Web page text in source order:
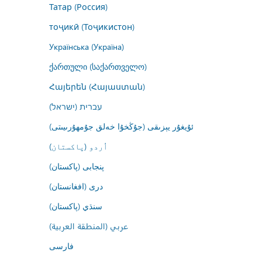
Татар (Россия)
тоҷикӣ (Тоҷикистон)
Українська (Україна)
ქართული (საქართველო)
Հայերեն (Հայաստան)
עברית (ישראל)
ئۇيغۇر يېزىقى (جۇڭخۇا خەلق جۇمھۇرىيىتى)
اُردو (پاکستان)
پنجابی (پاکستان)
درى (افغانستان)
سنڌي (پاکستان)
عربي (المنطقة العربية)
فارسى